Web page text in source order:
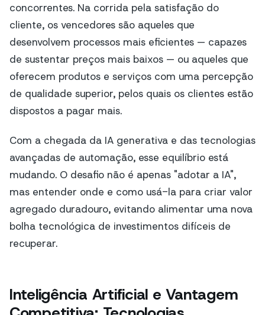
concorrentes. Na corrida pela satisfação do
cliente, os vencedores são aqueles que
desenvolvem processos mais eficientes — capazes
de sustentar preços mais baixos — ou aqueles que
oferecem produtos e serviços com uma percepção
de qualidade superior, pelos quais os clientes estão
dispostos a pagar mais.
Com a chegada da IA generativa e das tecnologias
avançadas de automação, esse equilíbrio está
mudando. O desafio não é apenas "adotar a IA",
mas entender onde e como usá-la para criar valor
agregado duradouro, evitando alimentar uma nova
bolha tecnológica de investimentos difíceis de
recuperar.
Inteligência Artificial e Vantagem